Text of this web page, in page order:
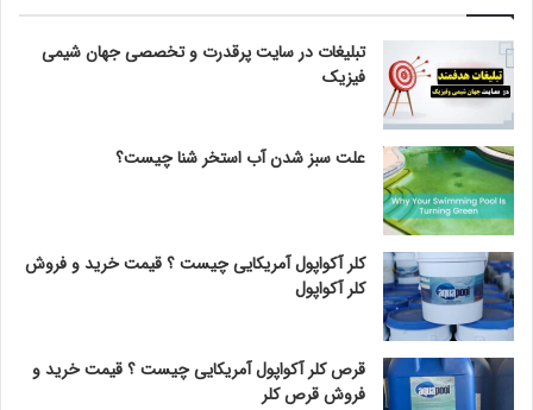
تبلیغات در سایت پرقدرت و تخصصی جهان شیمی
فیزیک
علت سبز شدن آب استخر شنا چیست؟
کلر آکواپول آمریکایی چیست ؟ قیمت خرید و فروش
کلر آکواپول
قرص کلر آکواپول آمریکایی چیست ؟ قیمت خرید و
فروش قرص کلر